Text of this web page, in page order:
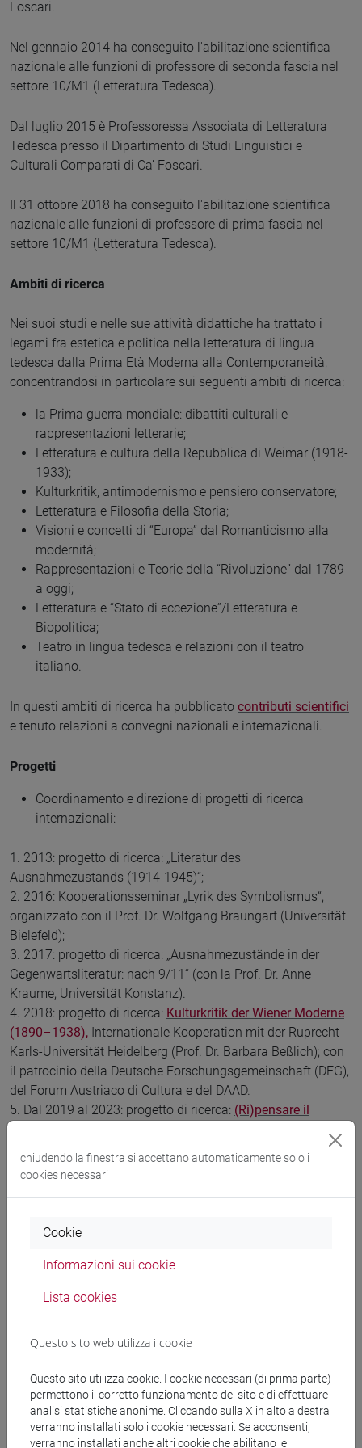
Foscari.
Nel gennaio 2014 ha conseguito l'abilitazione scientifica
nazionale alle funzioni di professore di seconda fascia nel
settore 10/M1 (Letteratura Tedesca).
Dal luglio 2015 è Professoressa Associata di Letteratura
Tedesca presso il Dipartimento di Studi Linguistici e
Culturali Comparati di Ca’ Foscari.
Il 31 ottobre 2018 ha conseguito l'abilitazione scientifica
nazionale alle funzioni di professore di prima fascia nel
settore 10/M1 (Letteratura Tedesca).
Ambiti di ricerca
Nei suoi studi e nelle sue attività didattiche ha trattato i
legami fra estetica e politica nella letteratura di lingua
tedesca dalla Prima Età Moderna alla Contemporaneità,
concentrandosi in particolare sui seguenti ambiti di ricerca:
la Prima guerra mondiale: dibattiti culturali e
rappresentazioni letterarie;
Letteratura e cultura della Repubblica di Weimar (1918-
1933);
Kulturkritik, antimodernismo e pensiero conservatore;
Letteratura e Filosofia della Storia;
Visioni e concetti di “Europa” dal Romanticismo alla
modernità;
Rappresentazioni e Teorie della “Rivoluzione” dal 1789
a oggi;
Letteratura e “Stato di eccezione”/Letteratura e
Biopolitica;
Teatro in lingua tedesca e relazioni con il teatro
italiano.
In questi ambiti di ricerca ha pubblicato contributi scientifici
e tenuto relazioni a convegni nazionali e internazionali.
Progetti
Coordinamento e direzione di progetti di ricerca
internazionali:
1. 2013: progetto di ricerca: „Literatur des
Ausnahmezustands (1914-1945)“;
2. 2016: Kooperationsseminar „Lyrik des Symbolismus“,
organizzato con il Prof. Dr. Wolfgang Braungart (Universität
Bielefeld);
3. 2017: progetto di ricerca: „Ausnahmezustände in der
Gegenwartsliteratur: nach 9/11“ (con la Prof. Dr. Anne
Kraume, Universität Konstanz).
4. 2018: progetto di ricerca: Kulturkritik der Wiener Moderne
(1890–1938), Internationale Kooperation mit der Ruprecht-
Karls-Universität Heidelberg (Prof. Dr. Barbara Beßlich); con
il patrocinio della Deutsche Forschungsgemeinschaft (DFG),
del Forum Austriaco di Cultura e del DAAD.
5. Dal 2019 al 2023: progetto di ricerca: (Ri)pensare il
Barbara Beßlich (Heidelberg) e Prof. Dr. Oliver Agard (Paris),
Report di ricerca delle varie giornate di studi del progetto:
(Bérénice Palaric);
(2022)(Hannah Schultes):
(Be-)denken. Konzepte europäischer Identität im frühen 20.
2021, in: links. Rivista di letteratura e cultura tedesca /
Zeitschrift für deutsche Literatur- und Kulturwissenschaft
XXII (2022), S. 87-89 (Larissa Wilwert):
* Tagungsbericht zur internationalen Tagung „Conceptions
chiudendo la finestra si accettano automaticamente solo i
cookies necessari
Cookie
Informazioni sui cookie
Lista cookies
Questo sito web utilizza i cookie
Questo sito utilizza cookie. I cookie necessari (di prima parte)
permettono il corretto funzionamento del sito e di effettuare
analisi statistiche anonime. Cliccando sulla X in alto a destra
verranno installati solo i cookie necessari. Se acconsenti,
verranno installati anche altri cookie che abilitano le